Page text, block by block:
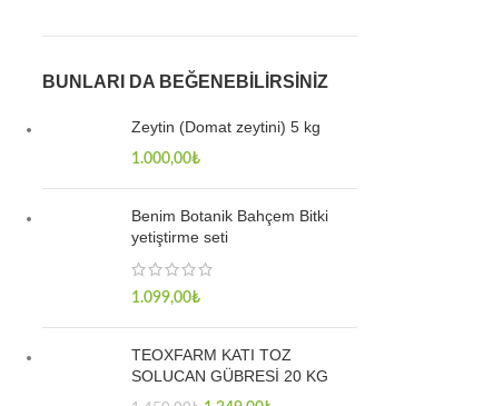
BUNLARI DA BEĞENEBILIRSINIZ
Zeytin (Domat zeytini) 5 kg
1.000,00₺
Benim Botanik Bahçem Bitki
yetiştirme seti
1.099,00₺
TEOXFARM KATI TOZ
SOLUCAN GÜBRESİ 20 KG